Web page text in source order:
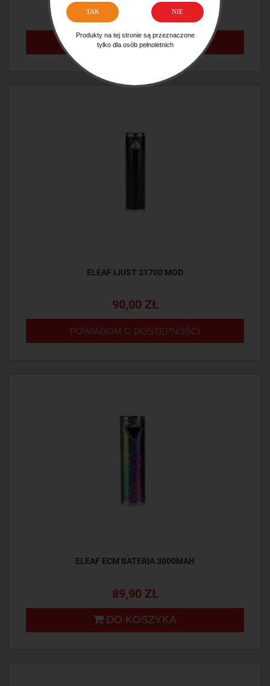
199,90 ZŁ
POWIADOM O DOSTĘPNOŚCI
ELEAF IJUST 21700 MOD
90,00 ZŁ
POWIADOM O DOSTĘPNOŚCI
ELEAF ECM BATERIA 3000MAH
89,90 ZŁ
DO KOSZYKA
TAK NIE
Produkty na tej stronie są przeznaczone
tylko dla osób pełnoletnich